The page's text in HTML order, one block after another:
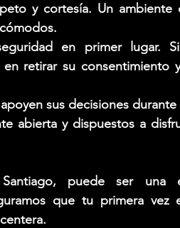
y cortesía. Un ambiente
en primer lugar.
retirar su consentimiento
sus decisiones durante
abierta y dispuestos a
puede ser una
que tu primera vez